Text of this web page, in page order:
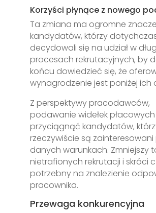
Korzyści płynące z nowego
Ta zmiana ma ogromne
kandydatów, którzy
decydowali się na udział w
procesach rekrutacyjnych, by
końcu dowiedzieć się, że
wynagrodzenie jest poniżej ich
Z perspektywy pracodawców,
podawanie widełek
przyciągnąć kandydatów,
rzeczywiście są
danych warunkach. Zmniejszy
nietrafionych rekrutacji i skróci
potrzebny na znalezienie
pracownika.
Przewaga konkurencyjna